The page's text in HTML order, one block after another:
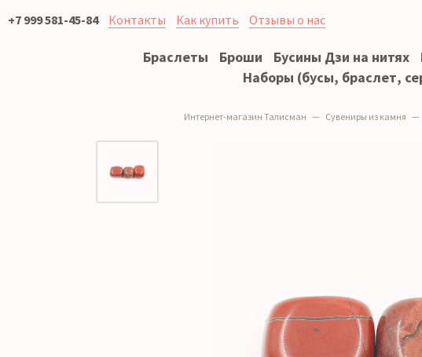
+7 999 581-45-84 Контакты Как купить Отзывы о нас
Браслеты Броши Бусины Дзи на нитях
Наборы (бусы, браслет,
Интернет-магазин Талисман Сувениры из камня